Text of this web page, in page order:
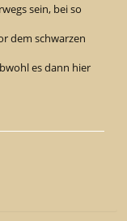
sein, bei so
dem schwarzen
es dann hier